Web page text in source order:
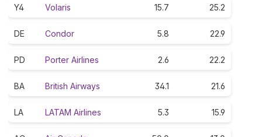
Y4 Volaris 15.7 25.2
DE Condor 5.8 22.9
PD Porter Airlines 2.6 22.2
BA British Airways 34.1 21.6
LA LATAM Airlines 5.3 15.9